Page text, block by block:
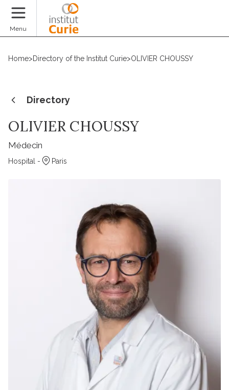
Menu
Home>Directory of the Institut Curie>OLIVIER CHOUSSY
Directory
OLIVIER CHOUSSY
Médecin
Hospital - Paris